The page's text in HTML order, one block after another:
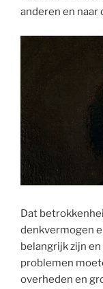
anderen en naar
Dat
denkvermogen
belangrijk zijn
problemen
overheden en